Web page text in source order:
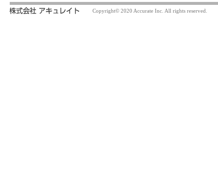
Copyright© 2020 Accurate Inc. All rights reserved.